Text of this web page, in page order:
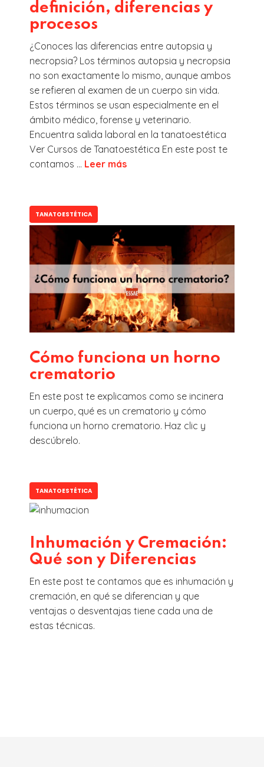
definición, diferencias y
procesos
¿Conoces las diferencias entre autopsia y
necropsia? Los términos autopsia y necropsia
no son exactamente lo mismo, aunque ambos
se refieren al examen de un cuerpo sin vida.
Estos términos se usan especialmente en el
ámbito médico, forense y veterinario.
Encuentra salida laboral en la tanatoestética
Ver Cursos de Tanatoestética En este post te
contamos ... Leer más
TANATOESTÉTICA
Cómo funciona un horno
crematorio
En este post te explicamos como se incinera
un cuerpo, qué es un crematorio y cómo
funciona un horno crematorio. Haz clic y
descúbrelo.
TANATOESTÉTICA
Inhumación y Cremación:
Qué son y Diferencias
En este post te contamos que es inhumación y
cremación, en qué se diferencian y que
ventajas o desventajas tiene cada una de
estas técnicas.